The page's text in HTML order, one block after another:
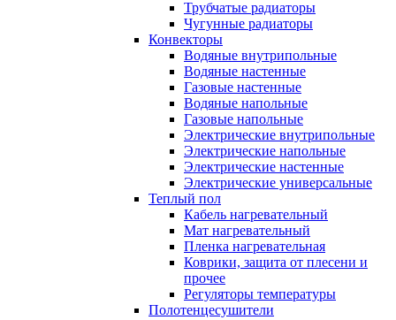
Трубчатые радиаторы
Чугунные радиаторы
Конвекторы
Водяные внутрипольные
Водяные настенные
Газовые настенные
Водяные напольные
Газовые напольные
Электрические внутрипольные
Электрические напольные
Электрические настенные
Электрические универсальные
Теплый пол
Кабель нагревательный
Мат нагревательный
Пленка нагревательная
Коврики, защита от плесени и
прочее
Регуляторы температуры
Полотенцесушители